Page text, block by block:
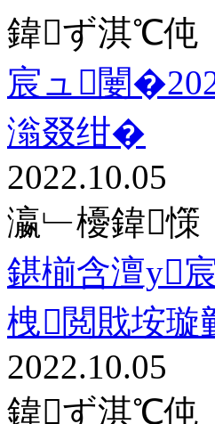
鍏ず淇℃伅
宸ュ闄
滃叕绀�
2022.10.05
瀛﹂櫌鍏憡
鍖椾含澶у
栧閲戝垵
2022.10.05
鍏ず淇℃伅